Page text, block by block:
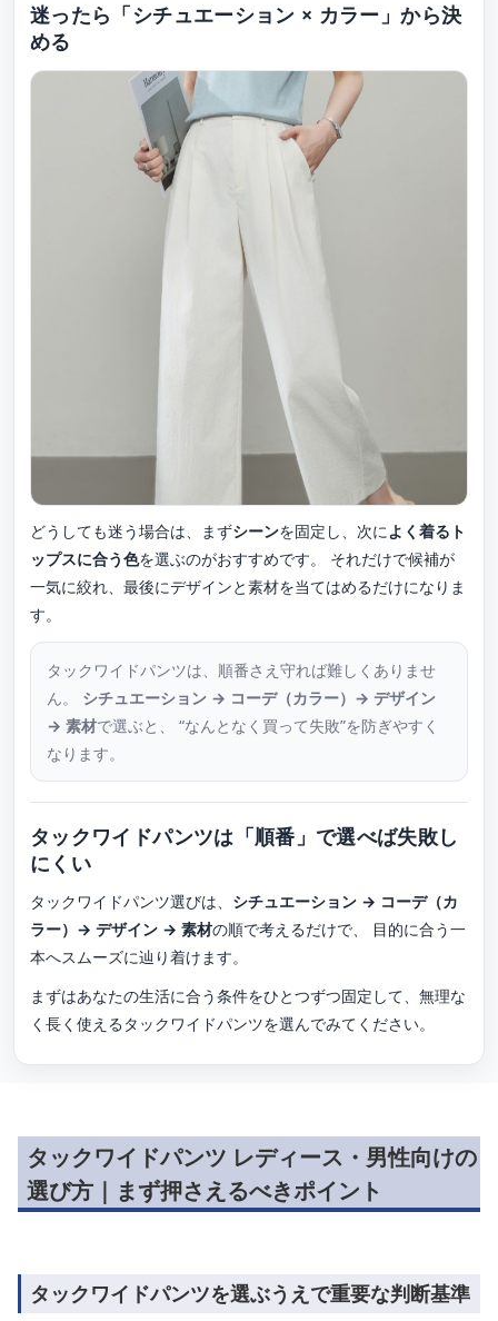
迷ったら「シチュエーション × カラー」から決
める
どうしても迷う場合は、まずシーンを固定し、次によく着るト
ップスに合う色を選ぶのがおすすめです。 それだけで候補が
一気に絞れ、最後にデザインと素材を当てはめるだけになりま
す。
タックワイドパンツは、順番さえ守れば難しくありませ
ん。 シチュエーション → コーデ（カラー）→ デザイン
→ 素材で選ぶと、 “なんとなく買って失敗”を防ぎやすく
なります。
タックワイドパンツは「順番」で選べば失敗し
にくい
タックワイドパンツ選びは、 シチュエーション → コーデ（カ
ラー）→ デザイン → 素材の順で考えるだけで、 目的に合う一
本へスムーズに辿り着けます。
まずはあなたの生活に合う条件をひとつずつ固定して、無理な
く長く使えるタックワイドパンツを選んでみてください。
タックワイドパンツ レディース・男性向けの
選び方｜まず押さえるべきポイント
タックワイドパンツを選ぶうえで重要な判断基準